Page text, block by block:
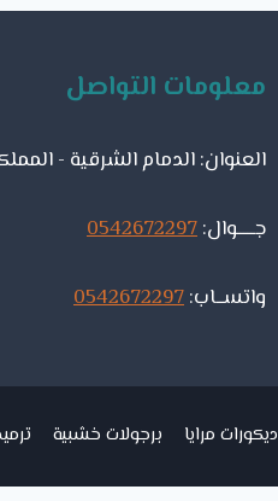
معلومات التواصل
العنوان: الدمام الشرقية -
جـــــوال:0542672297
واتســاب:0542672297
ديكورات مرايا برجولات خشبية